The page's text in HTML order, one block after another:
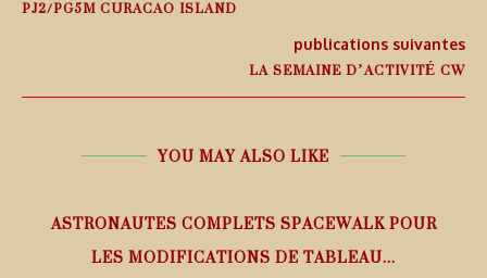
PJ2/PG5M CURACAO ISLAND
publications suivantes
LA SEMAINE D’ACTIVITÉ CW
YOU MAY ALSO LIKE
ASTRONAUTES COMPLETS SPACEWALK POUR
LES MODIFICATIONS DE TABLEAU...